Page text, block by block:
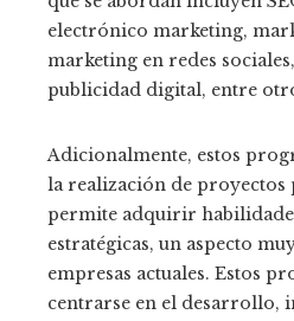
electrónico marketing,
marketing en redes
publicidad digital, entre
Adicionalmente, estos
la realización de proyectos
permite adquirir
estratégicas, un aspecto
empresas actuales. Estos
centrarse en el desarrollo,